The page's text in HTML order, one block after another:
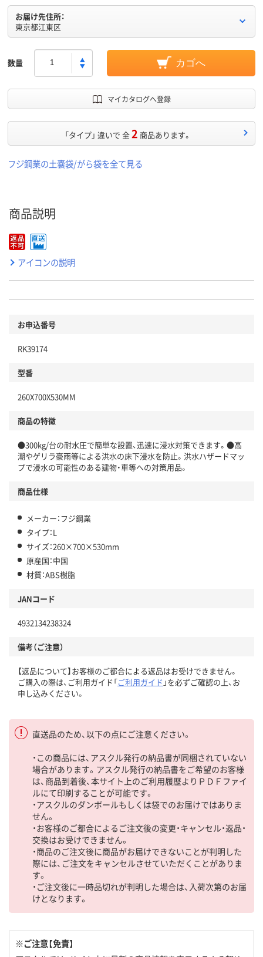
お届け先住所：
東京都江東区
数量 カゴへ
マイカタログへ登録
「タイプ」 違いで 全2 商品あります。
フジ鋼業の土嚢袋/がら袋を全て見る
商品説明
アイコンの説明
お申込番号
RK39174
型番
260X700X530MM
商品の特徴
●300kg/台の耐水圧で簡単な設置、迅速に浸水対策できます。●高
潮やゲリラ豪雨等による洪水の床下浸水を防止。洪水ハザードマッ
プで浸水の可能性のある建物・車等への対策用品。
商品仕様
メーカー：フジ鋼業
タイプ：L
サイズ：260×700×530mm
原産国：中国
材質：ABS樹脂
JANコード
4932134238324
備考（ご注意）
【返品について】お客様のご都合による返品はお受けできません。
ご購入の際は、ご利用ガイド「ご利用ガイド 」を必ずご確認の上、お
申し込みください。
直送品のため、以下の点にご注意ください。
・この商品には、アスクル発行の納品書が同梱されていない
場合があります。アスクル発行の納品書をご希望のお客様
は、商品到着後、本サイト上のご利用履歴よりＰＤＦファイ
ルにて印刷することが可能です。
・アスクルのダンボールもしくは袋でのお届けではありま
せん。
・お客様のご都合によるご注文後の変更・キャンセル・返品・
交換はお受けできません。
・商品のご注文後に商品がお届けできないことが判明した
際には、ご注文をキャンセルさせていただくことがありま
す。
・ご注文後に一時品切れが判明した場合は、入荷次第のお届
けとなります。
※ご注意【免責】